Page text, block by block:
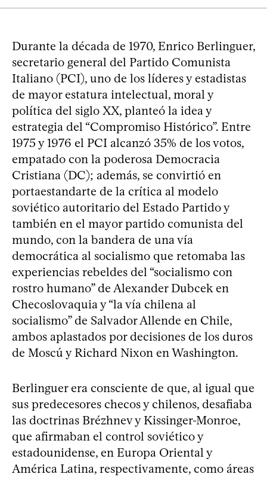
Durante la década de 1970, Enrico Berlinguer,
secretario general del Partido Comunista
Italiano (PCI), uno de los líderes y estadistas
de mayor estatura intelectual, moral y
política del siglo XX, planteó la idea y
estrategia del “Compromiso Histórico”. Entre
1975 y 1976 el PCI alcanzó 35% de los votos,
empatado con la poderosa Democracia
Cristiana (DC); además, se convirtió en
portaestandarte de la crítica al modelo
soviético autoritario del Estado Partido y
también en el mayor partido comunista del
mundo, con la bandera de una vía
democrática al socialismo que retomaba las
experiencias rebeldes del “socialismo con
rostro humano” de Alexander Dubcek en
Checoslovaquia y “la vía chilena al
socialismo” de Salvador Allende en Chile,
ambos aplastados por decisiones de los duros
de Moscú y Richard Nixon en Washington.
Berlinguer era consciente de que, al igual que
sus predecesores checos y chilenos, desafiaba
las doctrinas Brézhnev y Kissinger-Monroe,
que afirmaban el control soviético y
estadounidense, en Europa Oriental y
América Latina, respectivamente, como áreas